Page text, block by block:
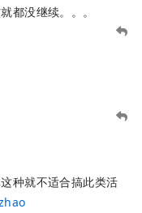
都没继续。。。
种就不适合搞此类活